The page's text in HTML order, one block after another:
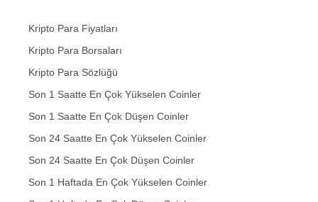
Kripto Para Fiyatları
Kripto Para Borsaları
Kripto Para Sözlüğü
Son 1 Saatte En Çok Yükselen Coinler
Son 1 Saatte En Çok Düşen Coinler
Son 24 Saatte En Çok Yükselen Coinler
Son 24 Saatte En Çok Düşen Coinler
Son 1 Haftada En Çok Yükselen Coinler